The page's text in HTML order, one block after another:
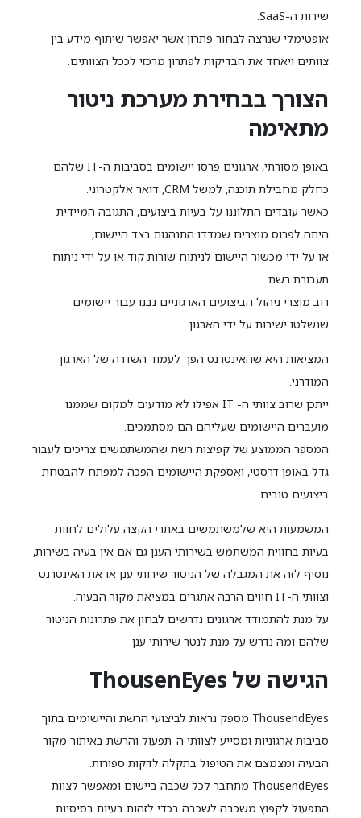
שירות ה-SaaS.
אופטימלי שנרצה לבחור פתרון אשר יאפשר שיתוף מידע בין
צוותים ויאחד את הבדיקות לפתרון מרכזי לככל הצוותים.
הצורך בבחירת מערכת ניטור
מתאימה
באופן מסורתי, ארגונים פרסו יישומים בסביבות ה-IT שלהם
כחלק מחבילת תוכנה, למשל CRM, דואר אלקטרוני.
כאשר עובדים התלוננו על בעיות ביצועים, התגובה המיידית
היתה לפרוס מוצרים שמדדו התנהגות בצד היישום,
או על ידי מכשור היישום לניתוח שורות קוד או על ידי ניתוח
תעבורת רשת.
רוב מוצרי ניהול הביצועים הארגוניים נבנו עבור יישומים
שנשלטו ישירות על ידי הארגון.
המציאות היא שהאינטרנט הפך לעמוד השדרה של הארגון
המודרני.
ייתכן שרוב צוותי ה- IT אפילו לא מודעים למקום שממנו
מועברים היישומים שעליהם הם מסתמכים.
המספר הממוצע של קפיצות רשת שהמשתמשים צריכים לעבור
גדל באופן דרסטי, ואספקת היישומים הפכה למפתח להבטחת
ביצועים טובים.
המשמעות היא שלמשתמשים באתרי הקצה עלולים לחוות
בעיות בחווית המשתמש בשירותי הענן גם אם אין בעיה בשירות,
נוסיף לזה את המגבלה של הניטור שירותי ענן או את האינטרנט
וצוותי ה-IT חווים הרבה אתגרים במציאת מקור הבעיה.
על מנת להתמודד ארגונים נדרשים לבחון את פתרונות הניטור
שלהם ומה נדרש על מנת לנטר שירותי ענן.
הגישה של ThousenEyes
ThousendEyes מספק נראות לביצועי הרשת והיישומים בתוך
סביבות ארגוניות ומסייע לצוותי ה-תפעול והרשת באיתור מקור
הבעיה ומצמצם את הטיפול בתקלה לדקות ספורות.
ThousendEyes מתחבר לכל שכבה ביישום ומאפשר לצוות
התפעול לקפוץ משכבה לשכבה בכדי לזהות בעיות בסיסיות.